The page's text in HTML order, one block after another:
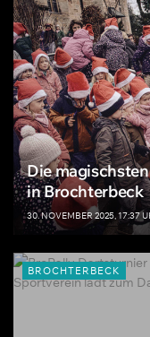
Die
in Brochterbeck
30. NOVEMBER 2025, 17:37
BROCHTERBECK